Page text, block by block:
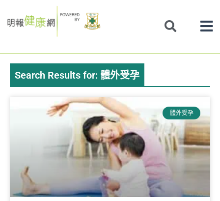
to
Search Results for: 體外受孕
體外受孕
Page
Page